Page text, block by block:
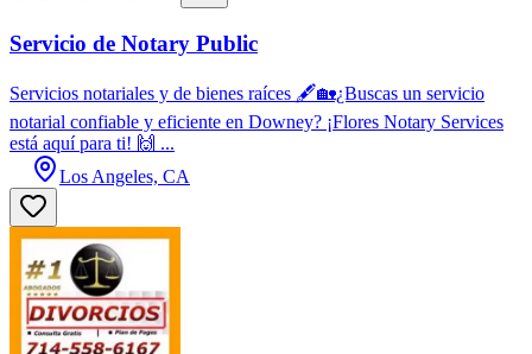
Servicio de Notary Public
Servicios notariales y de bienes raíces 🖋🏡¿Buscas un servicio
notarial confiable y eficiente en Downey? ¡Flores Notary Services
está aquí para ti! 🙌 ...
Los Angeles, CA